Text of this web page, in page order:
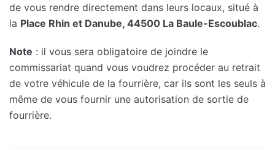
de vous rendre directement dans leurs locaux, situé à
la Place Rhin et Danube, 44500 La Baule-Escoublac.
Note : il vous sera obligatoire de joindre le
commissariat quand vous voudrez procéder au retrait
de votre véhicule de la fourrière, car ils sont les seuls à
même de vous fournir une autorisation de sortie de
fourrière.